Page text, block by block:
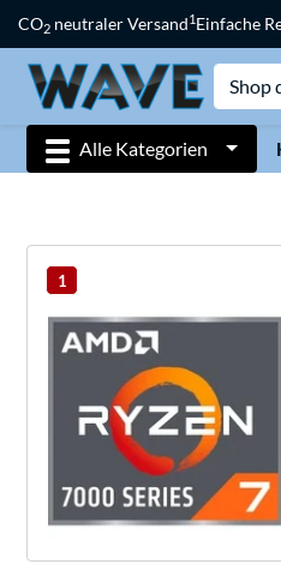
CO2 neutraler Versand1Einfache
Alle Kategorien
1